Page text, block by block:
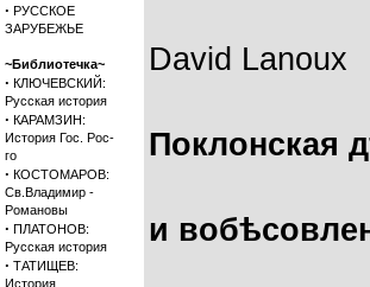
· РУССКОЕ
ЗАРУБЕЖЬЕ
~Библиотечка~
· КЛЮЧЕВСКИЙ:
Русская история
· КАРАМЗИН:
История Гос. Рос-
го
· КОСТОМАРОВ:
Св.Владимир -
Романовы
· ПЛАТОНОВ:
Русская история
· ТАТИЩЕВ:
История
David Lanoux
Поклонская
и